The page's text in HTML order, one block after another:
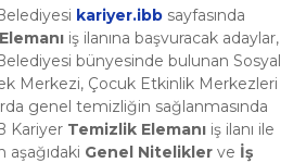
kariyer.ibb sayfasında
iş ilanına başvuracak adaylar,
bünyesinde bulunan Sosyal
Merkezi, Çocuk Etkinlik Merkezleri
genel temizliğin sağlanmasında
Kariyer Temizlik Elemanı iş ilanı ile
aşağıdaki Genel Nitelikler ve İş